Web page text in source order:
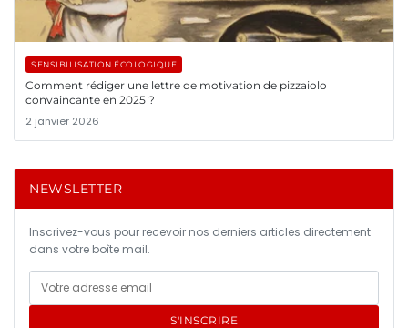
SENSIBILISATION ÉCOLOGIQUE
Comment rédiger une lettre de motivation de pizzaiolo
convaincante en 2025 ?
2 janvier 2026
NEWSLETTER
Inscrivez-vous pour recevoir nos derniers articles directement
dans votre boîte mail.
S'INSCRIRE